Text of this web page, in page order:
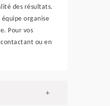
des résultats.
organise
Pour vos
ou en
+